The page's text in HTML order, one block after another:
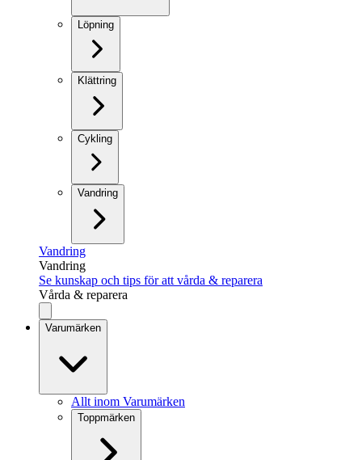
Löpning
Klättring
Cykling
Vandring
Vandring
Vandring
Se kunskap och tips för att vårda & reparera
Vårda & reparera
Varumärken
Allt inom Varumärken
Toppmärken